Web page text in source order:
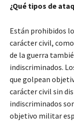
¿Qué tipos de
Están prohibidos
carácter civil,
de la guerra
indiscriminados.
que golpean
carácter civil sin
indiscriminados
objetivo militar